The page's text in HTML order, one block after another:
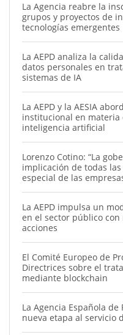
La Agencia reabre la
grupos y proyectos de
tecnologías emergentes
La AEPD analiza la
datos personales en
sistemas de IA
La AEPD y la AESIA
institucional en materia
inteligencia artificial
Lorenzo Cotino: “La
implicación de todas
especial de las
La AEPD impulsa un
en el sector público
acciones
El Comité Europeo de
Directrices sobre el
mediante blockchain
La Agencia Española
nueva etapa al servicio